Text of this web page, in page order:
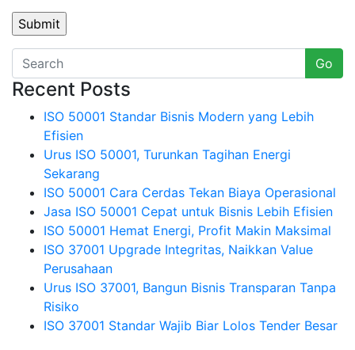
Go
Recent Posts
ISO 50001 Standar Bisnis Modern yang Lebih
Efisien
Urus ISO 50001, Turunkan Tagihan Energi
Sekarang
ISO 50001 Cara Cerdas Tekan Biaya Operasional
Jasa ISO 50001 Cepat untuk Bisnis Lebih Efisien
ISO 50001 Hemat Energi, Profit Makin Maksimal
ISO 37001 Upgrade Integritas, Naikkan Value
Perusahaan
Urus ISO 37001, Bangun Bisnis Transparan Tanpa
Risiko
ISO 37001 Standar Wajib Biar Lolos Tender Besar